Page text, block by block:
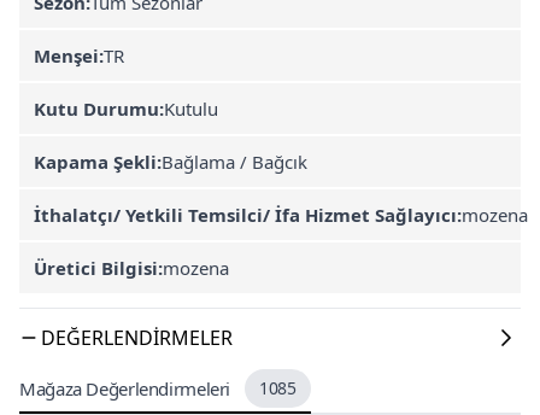
Menşei:TR
Kutu Durumu:Kutulu
Kapama Şekli:Bağlama / Bağcık
İthalatçı/ Yetkili Temsilci/ İfa Hizmet Sağlayıcı:mozena
Üretici Bilgisi:mozena
DEĞERLENDIRMELER
Mağaza Değerlendirmeleri 1085